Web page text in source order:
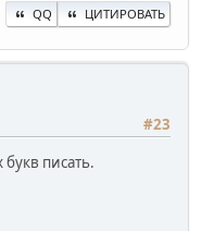
QQ ЦИТИРОВАТЬ
#23
букв писать.